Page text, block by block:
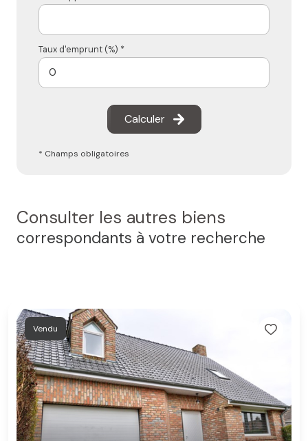
Taux d'emprunt (%) *
Calculer
* Champs obligatoires
Consulter les autres biens
correspondants à votre recherche
Vendu